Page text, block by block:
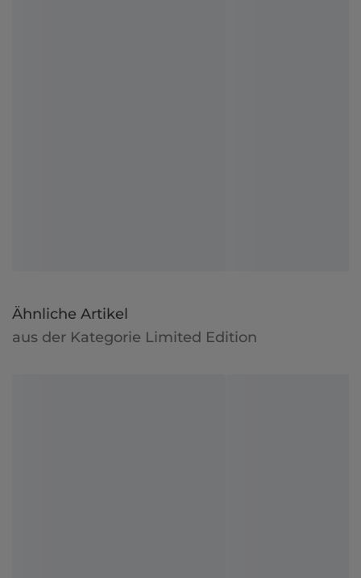
Ähnliche Artikel
aus der Kategorie Limited Edition